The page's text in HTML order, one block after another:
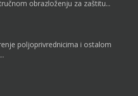
obrazloženju za zaštitu...
poljoprivrednicima i ostalom